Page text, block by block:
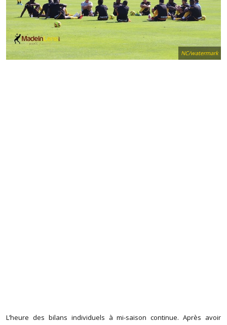
NC/watermark
L’heure des bilans individuels à mi-saison continue. Après avoir